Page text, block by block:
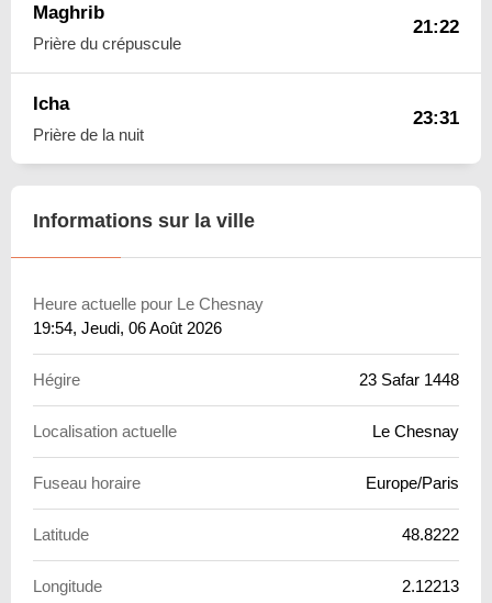
Maghrib
Prière du crépuscule
21:22
Icha
Prière de la nuit
23:31
Informations sur la ville
Heure actuelle pour Le Chesnay
19:54, Jeudi, 06 Août 2026
Hégire 23 Safar 1448
Localisation actuelle Le Chesnay
Fuseau horaire Europe/Paris
Latitude 48.8222
Longitude 2.12213